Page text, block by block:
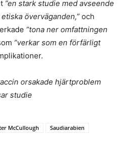
”en stark studie med avseende
överväganden,” och
”tona ner omfattningen
”verkar som en förfärligt
orsakade hjärtproblem
studie
McCullough
Saudiarabien